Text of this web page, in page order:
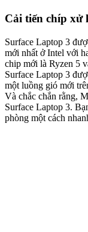
Cải tiến chíp xử
Surface Laptop 3
mới nhất ở Intel với
chip mới là Ryzen 5
Surface Laptop 3
một luồng gió mới
Và chắc chắn rằng,
Surface Laptop 3.
phòng một cách